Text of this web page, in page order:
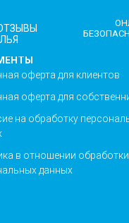
оферта для клиентов
оферта для
на обработку
в отношении обработки
данных